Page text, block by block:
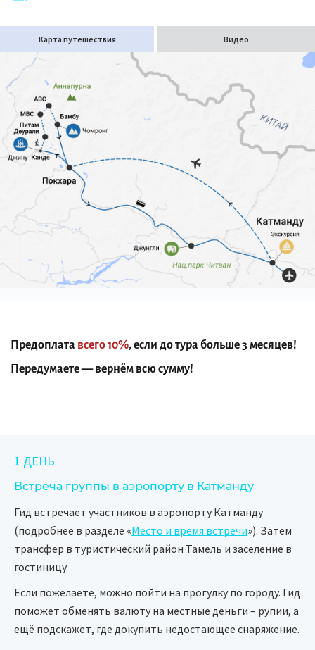
Карта путешествия Видео
Предоплата всего 10%, если до тура больше 3 месяцев!
Передумаете — вернём всю сумму!
1 ДЕНЬ
Встреча группы в аэропорту в Катманду
Гид встречает участников в аэропорту Катманду
(подробнее в разделе «Место и время встречи»). Затем
трансфер в туристический район Тамель и заселение в
гостиницу.
Если пожелаете, можно пойти на прогулку по городу. Гид
поможет обменять валюту на местные деньги – рупии, а
ещё подскажет, где докупить недостающее снаряжение.